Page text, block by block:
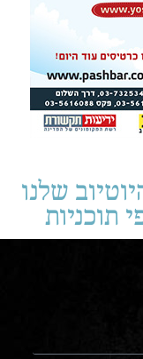
שלנו
תוכניות